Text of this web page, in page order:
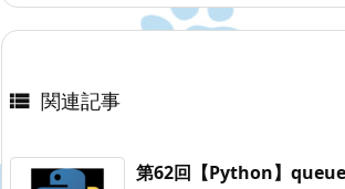
 関連記事
第62回【Python】